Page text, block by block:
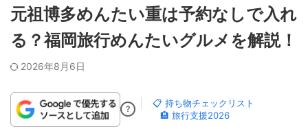
元祖博多めんたい重は予約なしで入れ
る？福岡旅行めんたいグルメを解説！
2026年8月6日
?
📋 持ち物チェックリスト
🏨 旅行支援2026